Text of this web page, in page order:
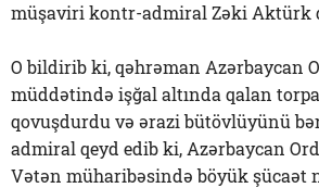
müşaviri kontr-admiral Zəki Aktürk
O bildirib ki, qəhrəman Azərbaycan
müddətində işğal altında qalan
qovuşdurdu və ərazi bütövlüyünü
admiral qeyd edib ki, Azərbaycan
Vətən müharibəsində böyük şücaət